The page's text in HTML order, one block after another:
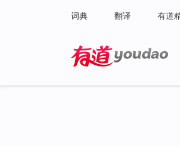
词典 翻译 有道